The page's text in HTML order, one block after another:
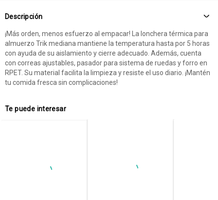
Descripción
¡Más orden, menos esfuerzo al empacar! La lonchera térmica para
almuerzo Trik mediana mantiene la temperatura hasta por 5 horas
con ayuda de su aislamiento y cierre adecuado. Además, cuenta
con correas ajustables, pasador para sistema de ruedas y forro en
RPET. Su material facilita la limpieza y resiste el uso diario. ¡Mantén
tu comida fresca sin complicaciones!
Te puede interesar